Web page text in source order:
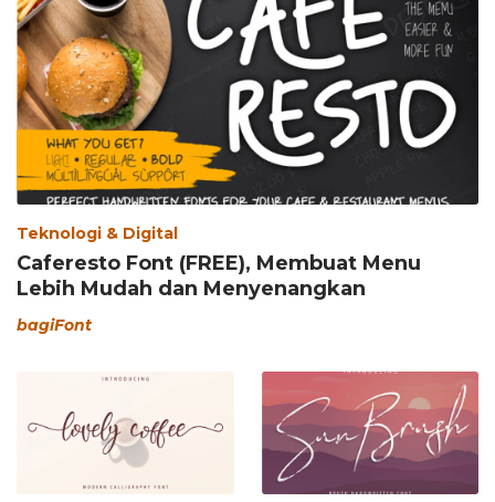
Teknologi & Digital
Caferesto Font (FREE), Membuat Menu
Lebih Mudah dan Menyenangkan
bagiFont